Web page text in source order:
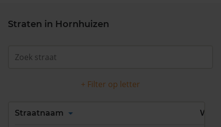
Straten in Hornhuizen
+ Filter op letter
Alles
Straatnaam Wijk